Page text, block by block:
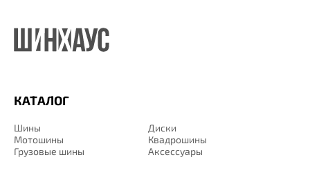
КАТАЛОГ
Шины
Диски
Мотошины
Квадрошины
Грузовые шины
Аксессуары